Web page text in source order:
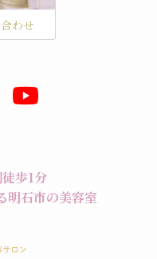
わせ
歩1分
石市の美容室